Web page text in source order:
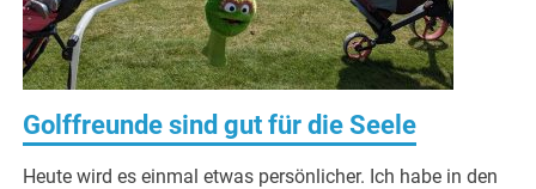
Golffreunde sind gut für die Seele
Heute wird es einmal etwas persönlicher. Ich habe in den